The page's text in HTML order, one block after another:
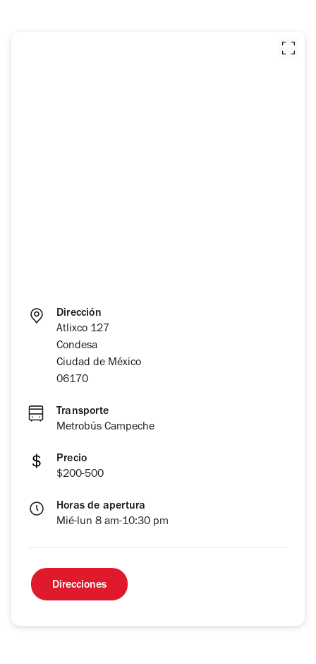
Dirección
Atlixco 127
Condesa
Ciudad de México
06170
Transporte
Metrobús Campeche
Precio
$200-500
Horas de apertura
Mié-lun 8 am-10:30 pm
Direcciones